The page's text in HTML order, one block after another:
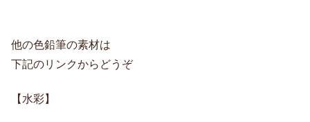
他の色鉛筆の素材は
下記のリンクからどうぞ
【水彩】